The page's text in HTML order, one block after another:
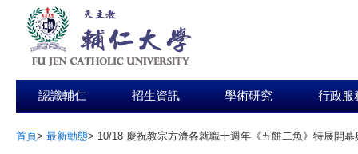
認識輔仁 招生資訊 學術研究 行政服
首頁> 最新動態> 10/18 慶祝教宗方濟各就職十週年《五餅二魚》特展開幕